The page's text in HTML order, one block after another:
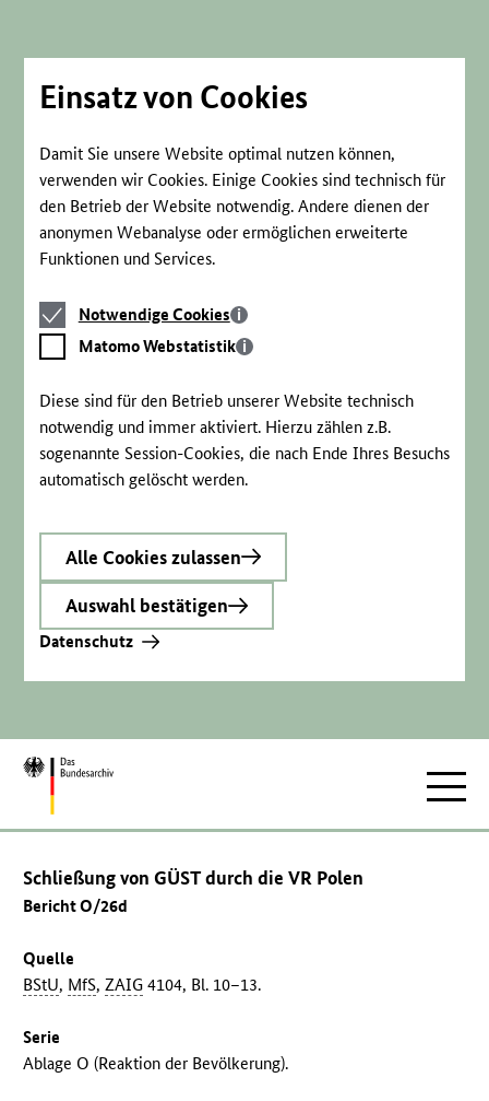
Einsatz von Cookies
Damit Sie unsere Website optimal nutzen können,
verwenden wir Cookies. Einige Cookies sind technisch für
den Betrieb der Website notwendig. Andere dienen der
anonymen Webanalyse oder ermöglichen erweiterte
Funktionen und Services.
Notwendige
Cookies
Notwendige Cookies
Matomo
Webstatistik
Matomo Webstatistik
Diese sind für den Betrieb unserer Website technisch
notwendig und immer aktiviert. Hierzu zählen z.B.
sogenannte Session-Cookies, die nach Ende Ihres Besuchs
automatisch gelöscht werden.
Alle Cookies zulassen
Auswahl bestätigen
Datenschutz
Zur
Schließung von GÜST durch die VR Polen
Bericht O/26d
Quelle
BStU, MfS,ZAIG 4104, Bl. 10–13.
Serie
Ablage O (Reaktion der Bevölkerung).